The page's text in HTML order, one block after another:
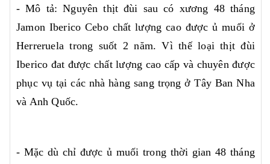
- Mô tả: Nguyên thịt đùi sau có xương 48 tháng
Jamon Iberico Cebo chất lượng cao được ủ muối ở
Herreruela trong suốt 2 năm. Vì thế loại thịt đùi
Iberico đat được chất lượng cao cấp và chuyên được
phục vụ tại các nhà hàng sang trọng ở Tây Ban Nha
và Anh Quốc.
- Mặc dù chỉ được ủ muối trong thời gian 48 tháng